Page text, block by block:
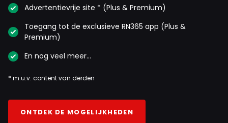
Advertentievrije site * (Plus & Premium)
Toegang tot de exclusieve RN365 app (Plus &
Premium)
En nog veel meer…
* m.u.v. content van derden
ONTDEK DE MOGELIJKHEDEN